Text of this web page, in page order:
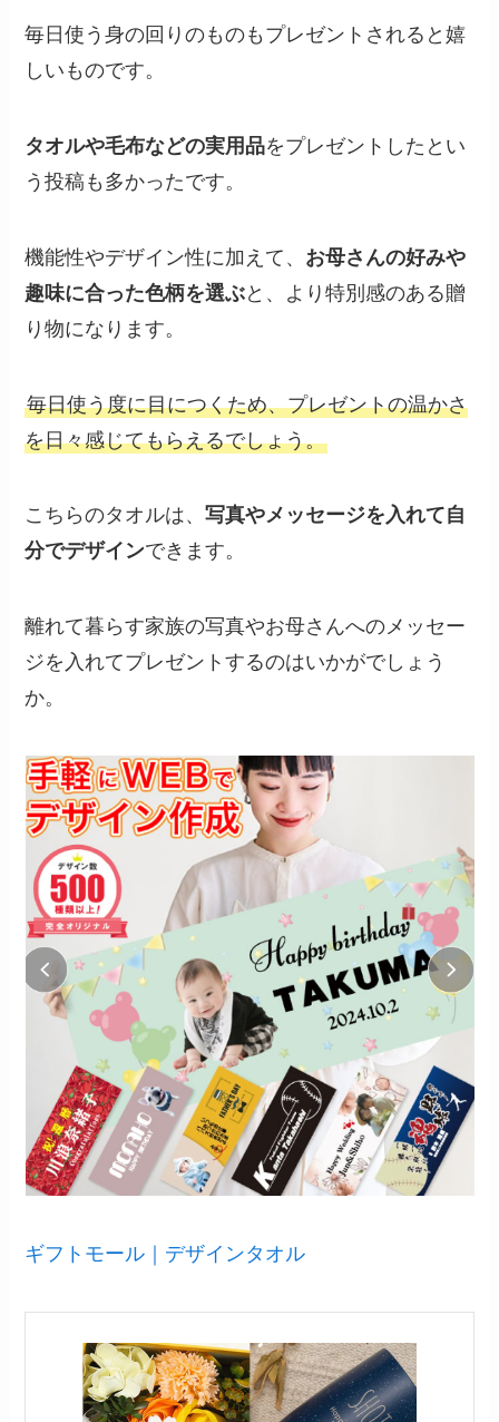
毎日使う身の回りのものもプレゼントされると嬉
しいものです。
タオルや毛布などの実用品をプレゼントしたとい
う投稿も多かったです。
機能性やデザイン性に加えて、 お母さんの好みや
趣味に合った色柄を選ぶと、より特別感のある贈
り物になります。
毎日使う度に目につくため、プレゼントの温かさ
を日々感じてもらえるでしょう。
こちらのタオルは、写真やメッセージを入れて自
分でデザインできます。
離れて暮らす家族の写真やお母さんへのメッセー
ジを入れてプレゼントするのはいかがでしょう
か。
ギフトモール｜デザインタオル